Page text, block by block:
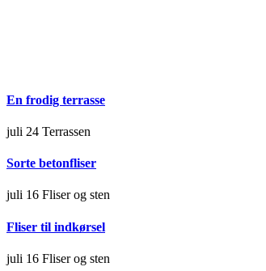
En frodig terrasse
juli 24 Terrassen
Sorte betonfliser
juli 16 Fliser og sten
Fliser til indkørsel
juli 16 Fliser og sten